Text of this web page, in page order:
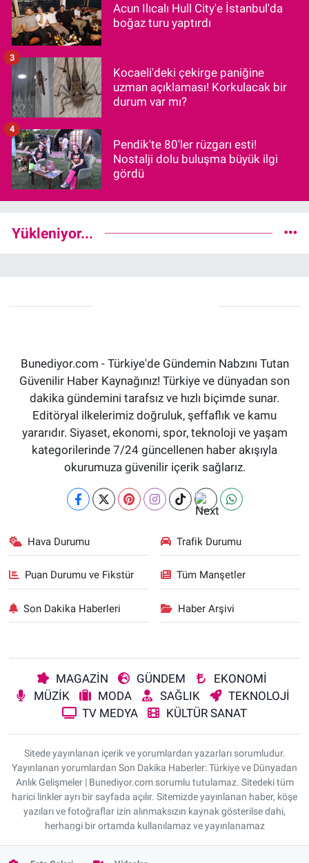
Acun Ilıcalı Hull City'e İstanbul'da
boğaz turu yaptırdı
Kocaeli'deki çekirge paniğine
uzman açıklaması! Korkulacak bir
durum var mı?
3
Pendik'te 80'ler rüzgarı esti!
Nostalji dolu buluşma büyük ilgi
gördü
4
Yükleniyor...
Bunediyor.com - Türkiye'de Gündemin Nabzını Tutan
Güvenilir Haber Kaynağınız! Türkiye ve dünyadan son
dakika gündemini tarafsız ve hızlı biçimde sunar.
Editöryal ilkelerimiz doğruluk, şeffaflık ve kamu
yararıdır. Siyaset, ekonomi, spor, teknoloji ve yaşam
kategorilerinde 7/24 güncellenen haber akışıyla
okurumuza güvenilir içerik sağlarız.
Hava Durumu Trafik Durumu
Puan Durumu ve Fikstür Tüm Manşetler
Son Dakika Haberleri Haber Arşivi
MAGAZİN GÜNDEM
EKONOMİ
MÜZİK
MODA SAĞLIK
TEKNOLOJİ
TV MEDYA
KÜLTÜR SANAT
Sitede yayınlanan içerik ve yorumlardan yazarları sorumludur.
Yayınlanan yorumlardan Son Dakika Haberler: Türkiye ve Dünyadan
Anlık Gelişmeler | Bunediyor.com sorumlu tutulamaz. Sitedeki tüm
harici linkler ayrı bir sayfada açılır. Sitemizde yayınlanan haber, köşe
yazıları ve fotoğraflar izin alınmaksızın kaynak gösterilse dahi,
herhangi bir ortamda kullanılamaz ve yayınlanamaz